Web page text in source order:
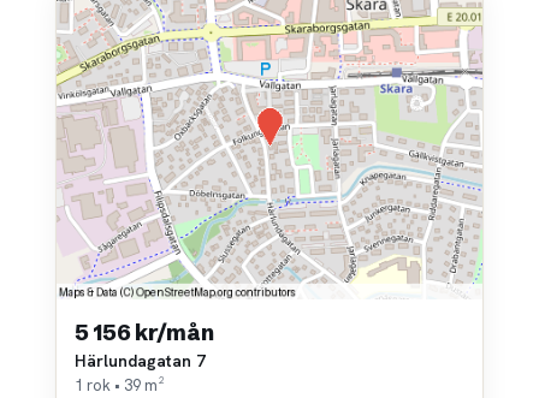
5 156 kr/mån
Härlundagatan 7
1 rok • 39 m²